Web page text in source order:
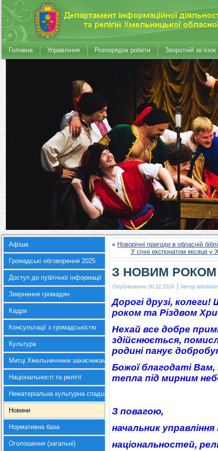
Головна Управління Розпорядок роботи Зворотній зв’язок
Афіша
Громадські обговорення 2025
Доступ до публічної інформації
Звернення громадян
Кадри
Консультації з громадськістю
Культура
Митці Хмельниччини захисникам України
Національності та релігії
Нематеріальна культурна спадщина
Новини
Нормативна база
Оголошення (загальні)
« Новорічні пригоди в обласній
У січні експонатом місяця
З НОВИМ РОКОМ
Опубліковано 30.12.2016 | Автор
Дорогі друзі,
роком та Різдвом
Нехай все добре
здійснюється,
родині панує
Божої благодаті Вам,
тепла під мирним
З повагою,
начальник
національностей,